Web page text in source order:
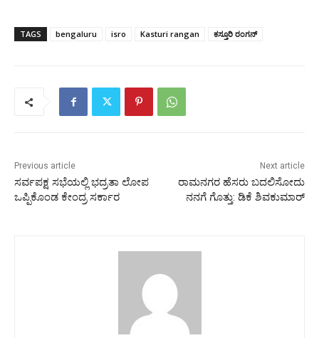
TAGS bengaluru isro Kasturi rangan ಕಸ್ತೂರಿ ರಂಗನ್
Previous article
ಸರ್ವಪಕ್ಷ ಸಭೆಯಲ್ಲಿ ಭದ್ರತಾ ಲೋಪ
ಒಪ್ಪಿಕೊಂಡ ಕೇಂದ್ರ ಸರ್ಕಾರ
Next article
ರಾಮನಗರ ಹೆಸರು ಬದಲಿಸೋದು
ನನಗೆ ಗೊತ್ತು: ಡಿಕೆ ಶಿವಕುಮಾರ್